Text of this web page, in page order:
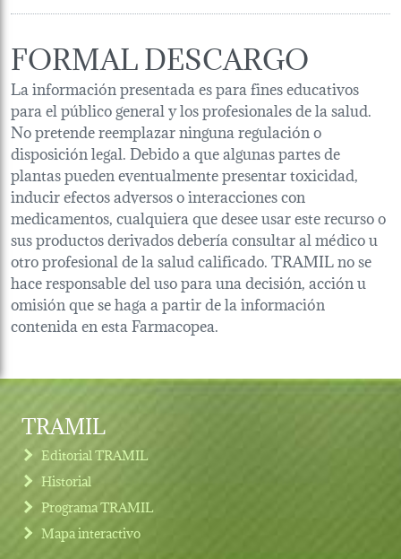
FORMAL DESCARGO
La información presentada es para fines educativos
para el público general y los profesionales de la salud.
No pretende reemplazar ninguna regulación o
disposición legal. Debido a que algunas partes de
plantas pueden eventualmente presentar toxicidad,
inducir efectos adversos o interacciones con
medicamentos, cualquiera que desee usar este recurso o
sus productos derivados debería consultar al médico u
otro profesional de la salud calificado. TRAMIL no se
hace responsable del uso para una decisión, acción u
omisión que se haga a partir de la información
contenida en esta Farmacopea.
TRAMIL
Editorial TRAMIL
Historial
Programa TRAMIL
Mapa interactivo